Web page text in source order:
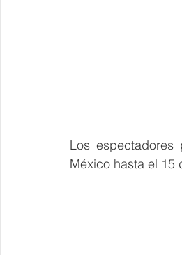
Los
México hasta el 15